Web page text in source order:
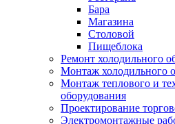
Бара
Магазина
Столовой
Пищеблока
Ремонт холодильного
Монтаж холодильного
Монтаж теплового и
оборудования
Проектирование
Электромонтажные